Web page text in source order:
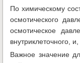
По химическому
осмотического
осмотическое
внутриклеточного,
Важное значение